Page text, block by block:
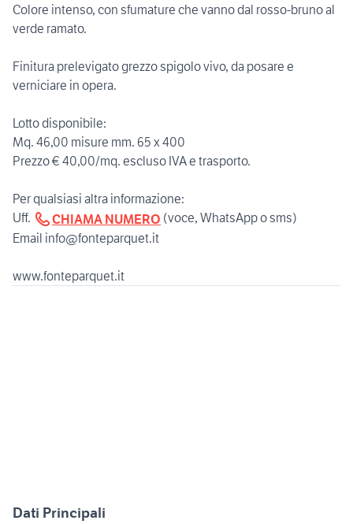
Colore intenso, con sfumature che vanno dal rosso-bruno al
verde ramato.
Finitura prelevigato grezzo spigolo vivo, da posare e
verniciare in opera.
Lotto disponibile:
Mq. 46,00 misure mm. 65 x 400
Prezzo € 40,00/mq. escluso IVA e trasporto.
Per qualsiasi altra informazione:
Uff.
CHIAMA NUMERO (voce, WhatsApp o sms)
Email info@fonteparquet.it
www.fonteparquet.it
Dati Principali